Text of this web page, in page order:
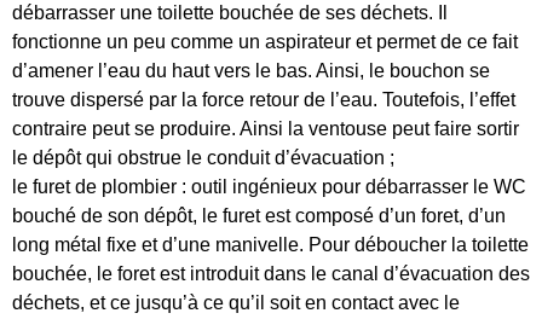
débarrasser une toilette bouchée de ses déchets. Il
fonctionne un peu comme un aspirateur et permet de ce fait
d’amener l’eau du haut vers le bas. Ainsi, le bouchon se
trouve dispersé par la force retour de l’eau. Toutefois, l’effet
contraire peut se produire. Ainsi la ventouse peut faire sortir
le dépôt qui obstrue le conduit d’évacuation ;
le furet de plombier : outil ingénieux pour débarrasser le WC
bouché de son dépôt, le furet est composé d’un foret, d’un
long métal fixe et d’une manivelle. Pour déboucher la toilette
bouchée, le foret est introduit dans le canal d’évacuation des
déchets, et ce jusqu’à ce qu’il soit en contact avec le